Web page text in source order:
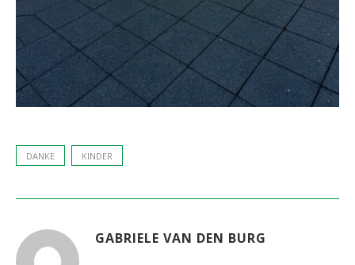
DANKE KINDER
GABRIELE VAN DEN BURG